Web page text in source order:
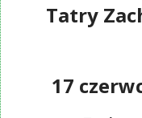
Tatry
17